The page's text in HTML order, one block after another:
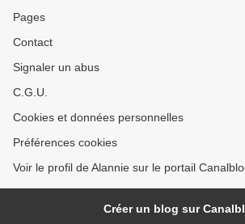
Pages
Contact
Signaler un abus
C.G.U.
Cookies et données personnelles
Préférences cookies
Voir le profil de Alannie sur le portail
Créer un blog sur